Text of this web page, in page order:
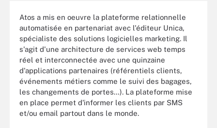
Atos a mis en oeuvre la plateforme relationnelle
automatisée en partenariat avec l'éditeur Unica,
spécialiste des solutions logicielles marketing. Il
s'agit d'une architecture de services web temps
réel et interconnectée avec une quinzaine
d'applications partenaires (référentiels clients,
événements métiers comme le suivi des bagages,
les changements de portes…). La plateforme mise
en place permet d'informer les clients par SMS
et/ou email partout dans le monde.